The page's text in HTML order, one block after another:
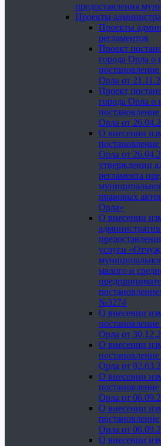
предоставления
Проекты
Проекты
регламентов
Проект
города Орла о
Орла от
Проект
города Орла о
Орла от
О внесении
Орла от
утверждении
регламента
правовых
Орла»
О внесении
услуги
малого и
№3274
О внесении
Орла от
О внесении
Орла от
О внесении
Орла от
О внесении
Орла от
О внесении